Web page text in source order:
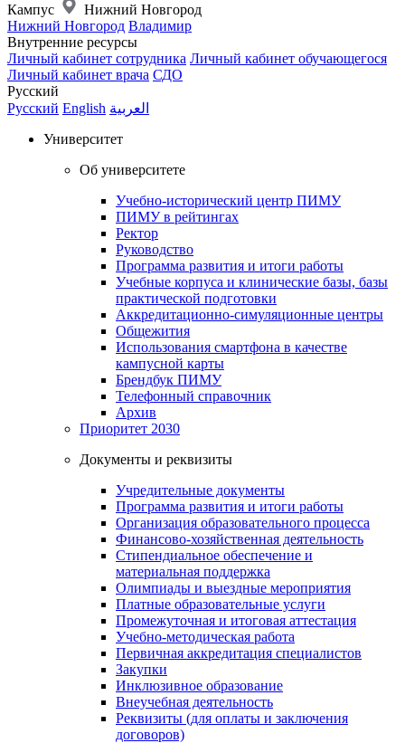
Кампус
Нижний Новгород
Нижний Новгород Владимир
Внутренние ресурсы
Личный кабинет сотрудника Личный кабинет обучающегося
Личный кабинет врача СДО
Русский
Русский English العربية
Университет
Об университете
Учебно-исторический центр ПИМУ
ПИМУ в рейтингах
Ректор
Руководство
Программа развития и итоги работы
Учебные корпуса и клинические базы, базы
практической подготовки
Аккредитационно-симуляционные центры
Общежития
Использования смартфона в качестве
кампусной карты
Брендбук ПИМУ
Телефонный справочник
Архив
Приоритет 2030
Документы и реквизиты
Учредительные документы
Программа развития и итоги работы
Организация образовательного процесса
Финансово-хозяйственная деятельность
Стипендиальное обеспечение и
материальная поддержка
Олимпиады и выездные мероприятия
Платные образовательные услуги
Промежуточная и итоговая аттестация
Учебно-методическая работа
Первичная аккредитация специалистов
Закупки
Инклюзивное образование
Внеучебная деятельность
Реквизиты (для оплаты и заключения
договоров)